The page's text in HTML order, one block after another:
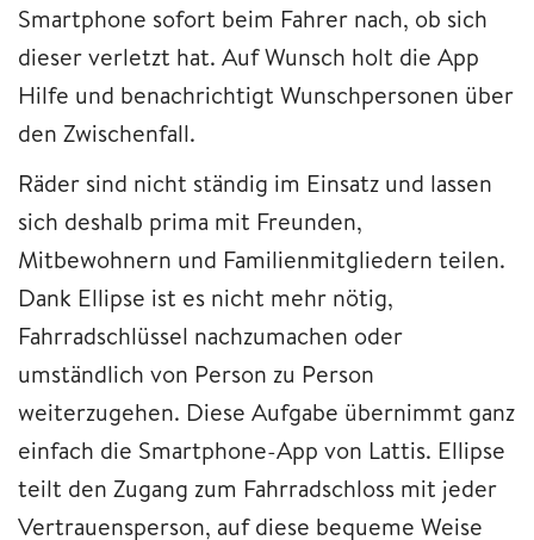
Smartphone sofort beim Fahrer nach, ob sich
dieser verletzt hat. Auf Wunsch holt die App
Hilfe und benachrichtigt Wunschpersonen über
den Zwischenfall.
Räder sind nicht ständig im Einsatz und lassen
sich deshalb prima mit Freunden,
Mitbewohnern und Familienmitgliedern teilen.
Dank Ellipse ist es nicht mehr nötig,
Fahrradschlüssel nachzumachen oder
umständlich von Person zu Person
weiterzugehen. Diese Aufgabe übernimmt ganz
einfach die Smartphone-App von Lattis. Ellipse
teilt den Zugang zum Fahrradschloss mit jeder
Vertrauensperson, auf diese bequeme Weise